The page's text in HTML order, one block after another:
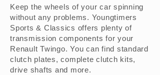
Keep the wheels of your car spinning
without any problems. Youngtimers
Sports & Classics offers plenty of
transmission components for your
Renault Twingo. You can find standard
clutch plates, complete clutch kits,
drive shafts and more.